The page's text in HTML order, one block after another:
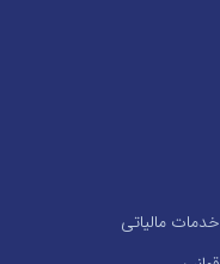
خدمات مالیاتی